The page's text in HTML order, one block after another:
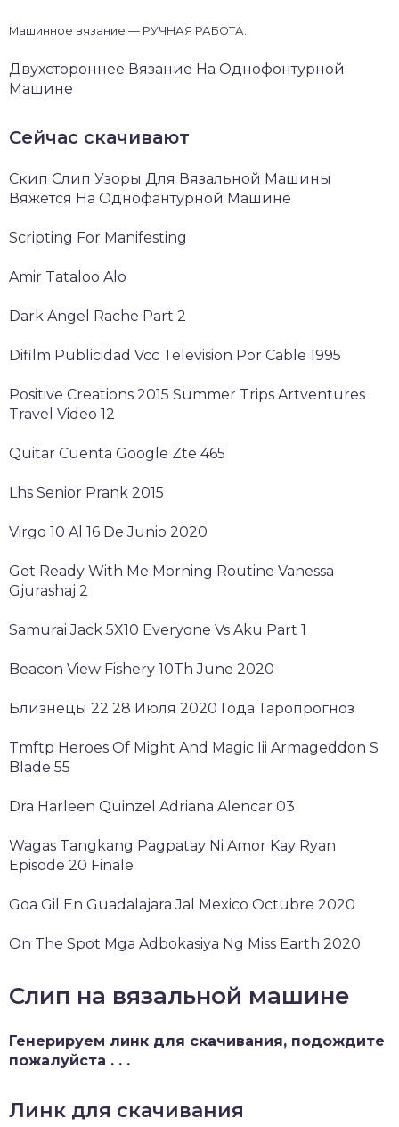
Машинное вязание — РУЧНАЯ РАБОТА.
Двухстороннее Вязание На Однофонтурной
Машине
Сейчас скачивают
Скип Слип Узоры Для Вязальной Машины
Вяжется На Однофантурной Машине
Scripting For Manifesting
Amir Tataloo Alo
Dark Angel Rache Part 2
Difilm Publicidad Vcc Television Por Cable 1995
Positive Creations 2015 Summer Trips Artventures
Travel Video 12
Quitar Cuenta Google Zte 465
Lhs Senior Prank 2015
Virgo 10 Al 16 De Junio 2020
Get Ready With Me Morning Routine Vanessa
Gjurashaj 2
Samurai Jack 5X10 Everyone Vs Aku Part 1
Beacon View Fishery 10Th June 2020
Близнецы 22 28 Июля 2020 Года Таропрогноз
Tmftp Heroes Of Might And Magic Iii Armageddon S
Blade 55
Dra Harleen Quinzel Adriana Alencar 03
Wagas Tangkang Pagpatay Ni Amor Kay Ryan
Episode 20 Finale
Goa Gil En Guadalajara Jal Mexico Octubre 2020
On The Spot Mga Adbokasiya Ng Miss Earth 2020
Слип на вязальной машине
Генерируем линк для скачивания, подождите
пожалуйста . . .
Линк для скачивания